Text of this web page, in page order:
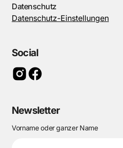
Datenschutz
Datenschutz-Einstellungen
Social
Newsletter
Vorname oder ganzer Name